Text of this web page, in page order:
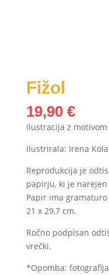
Fižol
19,90 €
Ilustracija z motivom
Ilustrirala: Irena
Reprodukcija je
papirju, ki je
Papir ima
21 x 29,7 cm.
Ročno podpisan
vrečki.
*Opomba: